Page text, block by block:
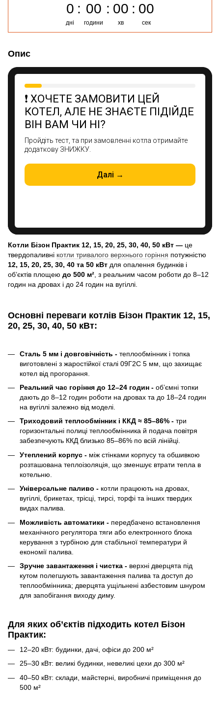
0
дні
00
години
00
хв
00
сек
Опис
Котли Бізон Практик 12, 15, 20, 25, 30, 40, 50 кВт — це
твердопаливні котли тривалого верхнього горіння потужністю
12, 15, 20, 25, 30, 40 та 50 кВт для опалення будинків і
об’єктів площею до 500 м² , з реальним часом роботи до 8–12
годин на дровах і до 24 годин на вугіллі.
Основні переваги котлів Бізон Практик 12, 15,
20, 25, 30, 40, 50 кВт:
Сталь 5 мм і довговічність - теплообмінник і топка
виготовлені з жаростійкої сталі 09Г2С 5 мм, що захищає
котел від прогорання.
Реальний час горіння до 12–24 годин - об’ємні топки
дають до 8–12 годин роботи на дровах та до 18–24 годин
на вугіллі залежно від моделі.
Триходовий теплообмінник і ККД ≈ 85–86% - три
горизонтальні полиці теплообмінника й подача повітря
забезпечують ККД близько 85–86% по всій лінійці.
Утеплений корпус - між стінками корпусу та обшивкою
розташована теплоізоляція, що зменшує втрати тепла в
котельню.
Універсальне паливо - котли працюють на дровах,
вугіллі, брикетах, трісці, тирсі, торфі та інших твердих
видах палива.
Можливість автоматики - передбачено встановлення
механічного регулятора тяги або електронного блока
керування з турбіною для стабільної температури й
економії палива.
Зручне завантаження і чистка - верхні дверцята під
кутом полегшують завантаження палива та доступ до
теплообмінника; дверцята ущільнені азбестовим шнуром
для запобігання виходу диму.
Для яких об’єктів підходить котел Бізон
Практик:
12–20 кВт: будинки, дачі, офіси до 200 м²
25–30 кВт: великі будинки, невеликі цехи до 300 м²
40–50 кВт: склади, майстерні, виробничі приміщення до
500 м²